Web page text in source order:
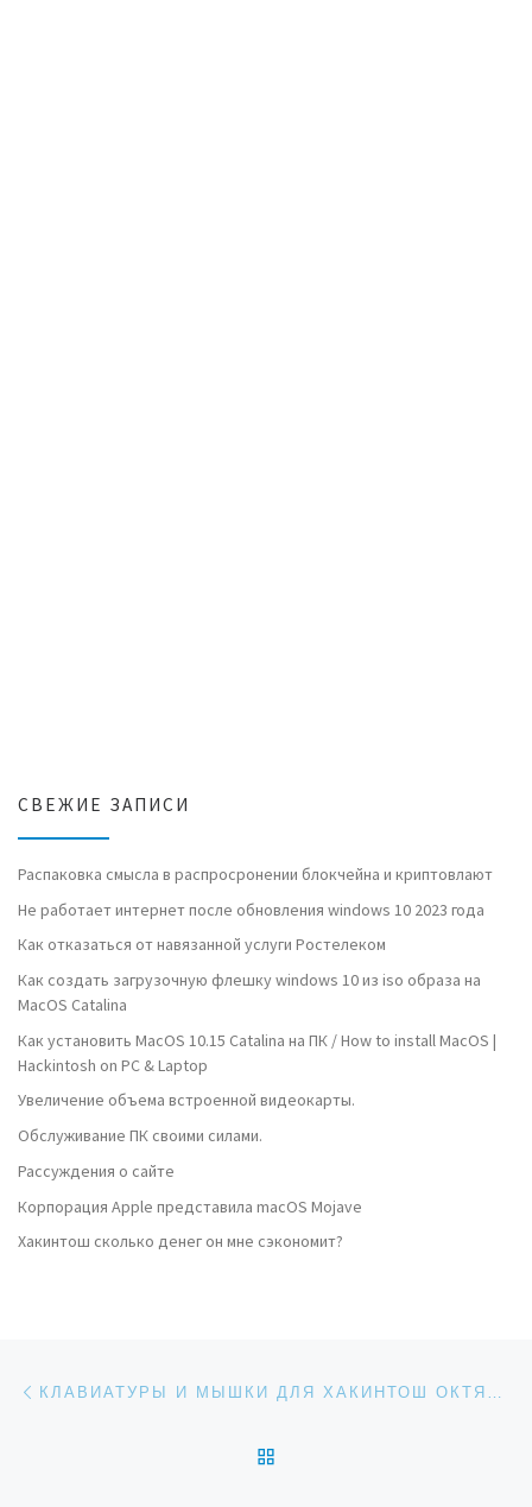
СВЕЖИЕ ЗАПИСИ
Распаковка смысла в распросронении блокчейна и криптовлают
Не работает интернет после обновления windows 10 2023 года
Как отказаться от навязанной услуги Ростелеком
Как создать загрузочную флешку windows 10 из iso образа на
MacOS Catalina
Как установить MacOS 10.15 Catalina на ПК / How to install MacOS |
Hackintosh on PC & Laptop
Увеличение объема встроенной видеокарты.
Обслуживание ПК своими силами.
Рассуждения о сайте
Корпорация Apple представила macOS Mojave
Хакинтош сколько денег он мне сэкономит?